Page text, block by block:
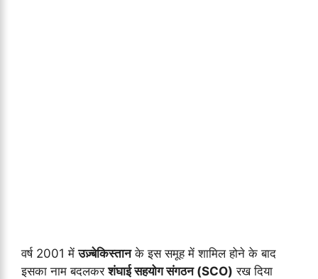
वर्ष 2001 मेंउज़्बेकिस्तानके इस समूह में शामिल होने के बाद
इसका नाम बदलकरशंघाई सहयोग संगठन (SCO) रख दिया